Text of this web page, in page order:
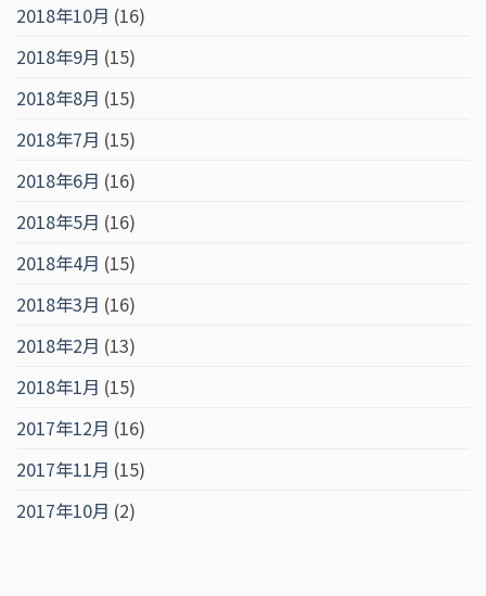
2018年10月 (16)
2018年9月 (15)
2018年8月 (15)
2018年7月 (15)
2018年6月 (16)
2018年5月 (16)
2018年4月 (15)
2018年3月 (16)
2018年2月 (13)
2018年1月 (15)
2017年12月 (16)
2017年11月 (15)
2017年10月 (2)